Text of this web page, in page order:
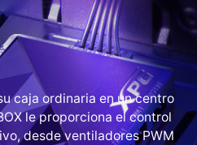
caja ordinaria en un centro
le proporciona el control
desde ventiladores PWM